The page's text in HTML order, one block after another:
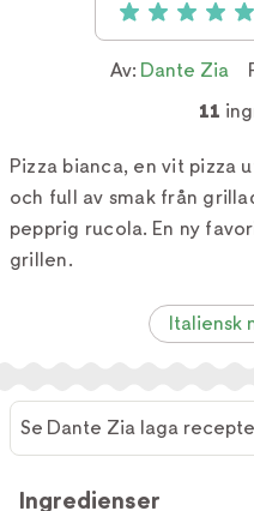
Betyg: 5 av 5 (4
Av: Dante Zia
11
Pizza bianca, en vit pizza
och full av smak från
pepprig rucola. En ny
grillen.
Italiensk
Dante
Se Dante Zia laga
Ingredienser